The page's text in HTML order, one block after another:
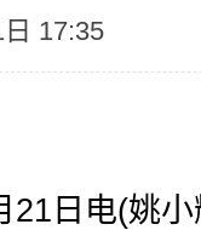
17:35
日电(姚小